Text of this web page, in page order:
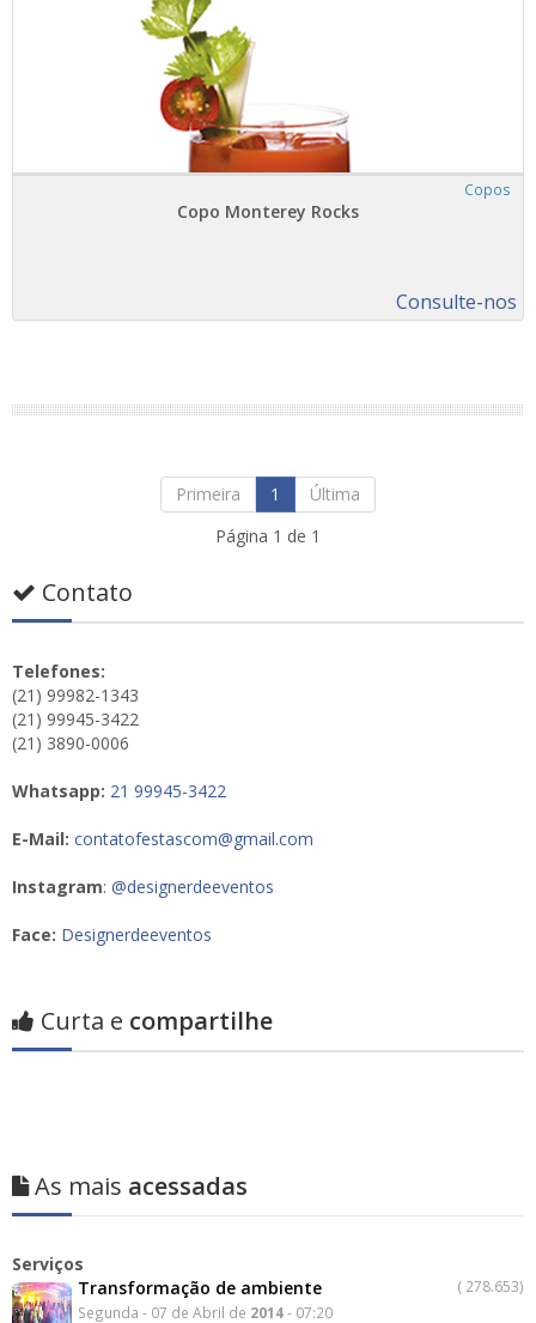
Copos
Copo Monterey Rocks
Consulte-nos
Primeira 1
Última
Página 1 de 1
Contato
Telefones:
(21) 99982-1343
(21) 99945-3422
(21) 3890-0006
Whatsapp: 21 99945-3422
E-Mail: contatofestascom@gmail.com
Instagram: @designerdeeventos
Face: Designerdeeventos
Curta e compartilhe
As mais acessadas
Serviços
Transformação de ambiente
( 278.653)
Segunda - 07 de Abril de 2014- 07:20